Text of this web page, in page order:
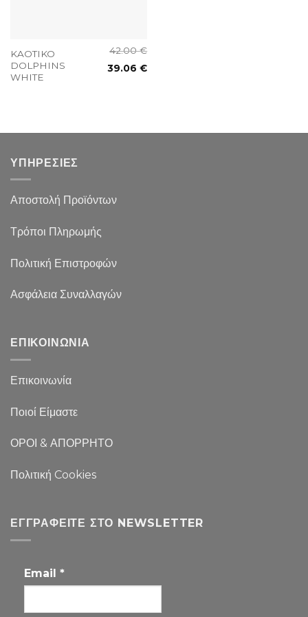
KAOTIKO
DOLPHINS
WHITE
42.00€
39.06€
ΥΠΗΡΕΣΙΕΣ
Αποστολή Προϊόντων
Τρόποι Πληρωμής
Πολιτική Επιστροφών
Ασφάλεια Συναλλαγών
ΕΠΙΚΟΙΝΩΝΙΑ
Επικοινωνία
Ποιοί Είμαστε
ΟΡΟΙ & ΑΠΟΡΡΗΤΟ
Πολιτική Cookies
ΕΓΓΡΑΦΕΊΤΕ ΣΤΟ NEWSLETTER
Email *